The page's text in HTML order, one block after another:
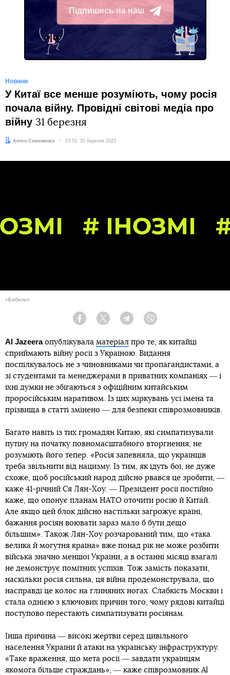
Підпишись на наш
Telegram
Новини
У Китаї все менше розуміють, чому росія
почала війну. Провідні світові медіа про
війну 31 березня
Автор:
Антон Семиженко Дата:
23:51, 31 березня 2023
«Бабель»
Facebook Twitter Telegram
Al Jazeeraопублікувала матеріал про те, як китайці
сприймають війну росії з Україною. Видання
поспілкувалось не з чиновниками чи пропагандистами, а
зі студентами та менеджерами в приватних компаніях ― і
їхні думки не збігаються з офіційним китайським
проросійським наративом. Із цих міркувань усі імена та
прізвища в статті змінено ― для безпеки співрозмовників.
Багато навіть із тих громадян Китаю, які симпатизували
путіну на початку повномасштабного вторгнення, не
розуміють його тепер. «Росія запевняла, що українців
треба звільнити від нацизму. Із тим, як ідуть бої, не дуже
схоже, щоб російський народ дійсно рвався це зробити, ―
каже 41-річний Ся Лян-Хоу. ― Президент росії постійно
каже, що опонує планам НАТО оточити росію й Китай.
Але якщо цей блок дійсно настільки загрожує країні,
бажання росіян воювати зараз мало б бути дещо
більшим». Також Лян-Хоу розчарований тим, що «така
велика й могутня країна» вже понад рік не може розбити
війська значно меншої України, а в останні місяці взагалі
не демонструє помітних успіхів. Тож замість показати,
наскільки росія сильна, ця війна продемонструвала, що
насправді це колос на глиняних ногах. Слабкість Москви і
стала однією з ключових причин того, чому рядові китайці
поступово перестають симпатизувати росіянам.
Інша причина ― високі жертви серед цивільного
населення України й атаки на українську інфраструктуру.
«Таке враження, що мета росії ― завдати українцям
якомога більше страждань», ― каже співрозмовник Al